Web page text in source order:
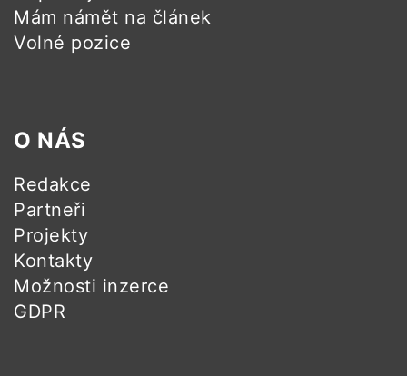
Mám námět na článek
Volné pozice
O NÁS
Redakce
Partneři
Projekty
Kontakty
Možnosti inzerce
GDPR